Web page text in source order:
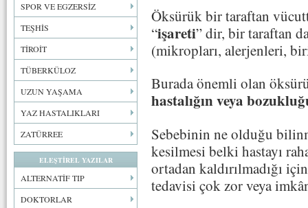
SPOR VE EGZERSİZ
TEŞHİS
TİROİT
TÜBERKÜLOZ
UZUN YAŞAMA
YAZ HASTALIKLARI
ZATÜRREE
ELEŞTİREL YAZILAR
ALTERNATİF TIP
DOKTORLAR
Öksürük bir taraftan
“işareti” dir, bir taraftan
(mikropları, alerjenleri,
Burada önemli olan
hastalığın veya
Sebebinin ne olduğu
kesilmesi belki hastayı
ortadan kaldırılmadığı
tedavisi çok zor veya